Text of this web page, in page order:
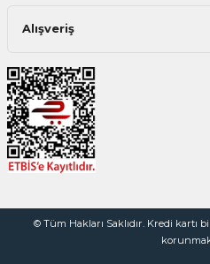
Alışveriş
© Tüm Hakları Saklıdır. Kredi kartı